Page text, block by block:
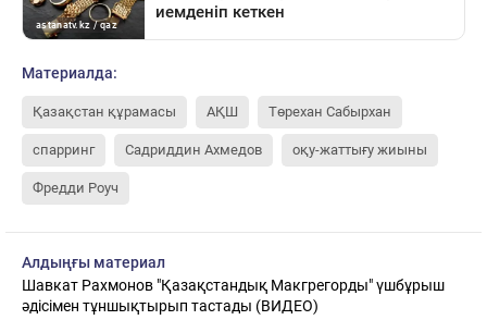
Материалда:
Қазақстан құрамасы АҚШ Төрехан Сабырхан
спарринг Садриддин Ахмедов оқу-жаттығу жиыны
Фредди Роуч
Алдыңғы материал
Шавкат Рахмонов "Қазақстандық Макгрегорды" үшбұрыш
әдісімен тұншықтырып тастады (ВИДЕО)